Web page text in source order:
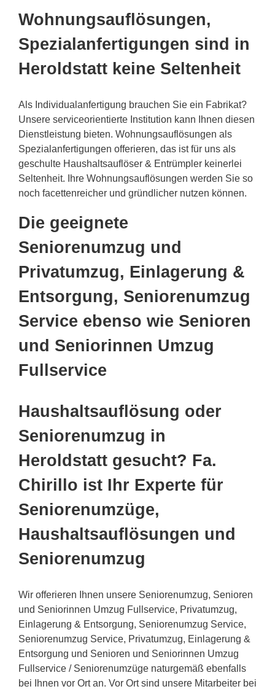
Wohnungsauflösungen,
Spezialanfertigungen sind in
Heroldstatt keine Seltenheit
Als Individualanfertigung brauchen Sie ein Fabrikat?
Unsere serviceorientierte Institution kann Ihnen diesen
Dienstleistung bieten. Wohnungsauflösungen als
Spezialanfertigungen offerieren, das ist für uns als
geschulte Haushaltsauflöser & Entrümpler keinerlei
Seltenheit. Ihre Wohnungsauflösungen werden Sie so
noch facettenreicher und gründlicher nutzen können.
Die geeignete
Seniorenumzug und
Privatumzug, Einlagerung &
Entsorgung, Seniorenumzug
Service ebenso wie Senioren
und Seniorinnen Umzug
Fullservice
Haushaltsauflösung oder
Seniorenumzug in
Heroldstatt gesucht? Fa.
Chirillo ist Ihr Experte für
Seniorenumzüge,
Haushaltsauflösungen und
Seniorenumzug
Wir offerieren Ihnen unsere Seniorenumzug, Senioren
und Seniorinnen Umzug Fullservice, Privatumzug,
Einlagerung & Entsorgung, Seniorenumzug Service,
Seniorenumzug Service, Privatumzug, Einlagerung &
Entsorgung und Senioren und Seniorinnen Umzug
Fullservice / Seniorenumzüge naturgemäß ebenfalls
bei Ihnen vor Ort an. Vor Ort sind unsere Mitarbeiter bei